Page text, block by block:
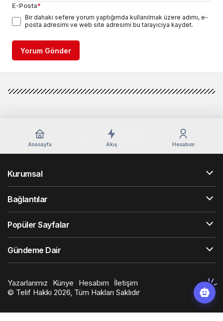
E-Posta*
Bir dahaki sefere yorum yaptığımda kullanılmak üzere adımı, e-
posta adresimi ve web site adresimi bu tarayıcıya kaydet.
Yorum Gönder
Anasayfa Akış Hesabım
Kurumsal
Bağlantılar
Popüler Sayfalar
Gündeme Dair
Yazarlarımız Künye Hesabım
İletişim
© Telif Hakkı 2026, Tüm Hakları Saklıdır